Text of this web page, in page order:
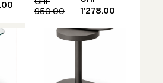
950.00
1'278.00